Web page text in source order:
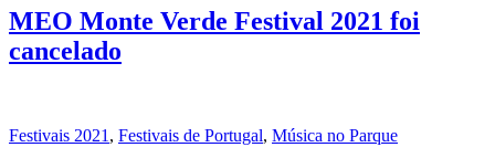
MEO Monte Verde Festival 2021 foi
cancelado
Festivais 2021 , Festivais de Portugal, Música no Parque